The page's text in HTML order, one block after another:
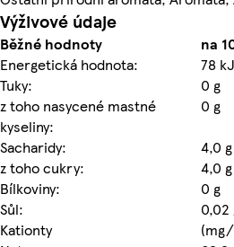
Výživové údaje
Běžné hodnoty
na
Energetická hodnota:
78
Tuky:
0 g
z toho nasycené mastné
kyseliny:
0 g
Sacharidy:
4,0 g
z toho cukry:
4,0 g
Bílkoviny:
0 g
Sůl:
0,02
Kationty